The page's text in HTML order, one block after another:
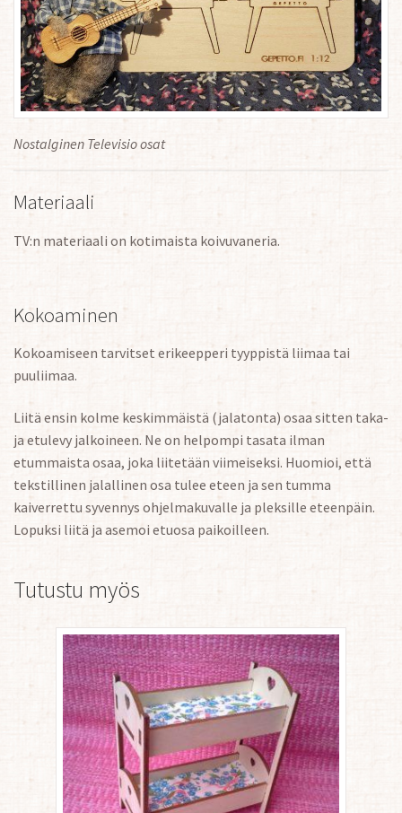
Nostalginen Televisio osat
Materiaali
TV:n materiaali on kotimaista koivuvaneria.
Kokoaminen
Kokoamiseen tarvitset erikeepperi tyyppistä liimaa tai
puuliimaa.
Liitä ensin kolme keskimmäistä (jalatonta) osaa sitten taka-
ja etulevy jalkoineen. Ne on helpompi tasata ilman
etummaista osaa, joka liitetään viimeiseksi. Huomioi, että
tekstillinen jalallinen osa tulee eteen ja sen tumma
kaiverrettu syvennys ohjelmakuvalle ja pleksille eteenpäin.
Lopuksi liitä ja asemoi etuosa paikoilleen.
Tutustu myös